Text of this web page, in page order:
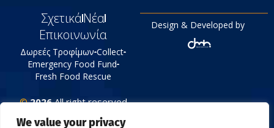
We value your privacy
ΣχετικάΝέα
Επικοινωνία
Δωρεές Τροφίμων Collect
Emergency Food Fund
Fresh Food Rescue
© 2026All right reserved
Tράπεζα Τροφίμων
Design & Developed by